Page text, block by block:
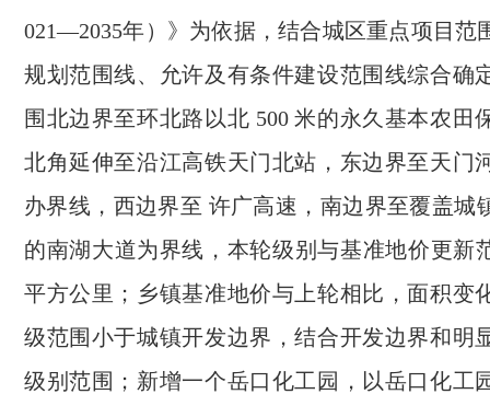
021—2035年）》为依据，结合城区重点项目范
规划范围线、允许及有条件建设范围线综合确
围北边界至环北路以北 500 米的永久基本农田
北角延伸至沿江高铁天门北站，东边界至天门
办界线，西边界至 许广高速，南边界至覆盖城
的南湖大道为界线，本轮级别与基准地价更新
平方公里；乡镇基准地价与上轮相比，面积变
级范围小于城镇开发边界，结合开发边界和明
级别范围；新增一个岳口化工园，以岳口化工